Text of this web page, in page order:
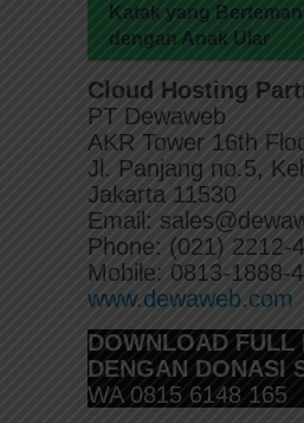
Katak yang Berteman
dengan Anak Ular
Cloud Hosting
PT Dewaweb
AKR Tower 16th
Jl. Panjang no.5,
Jakarta 11530
Email:
Phone: (021) 2212-
Mobile: 0813-1888-
www.dewaweb.com
DOWNLOAD FULL
DENGAN DONASI
WA 0815 6148 165